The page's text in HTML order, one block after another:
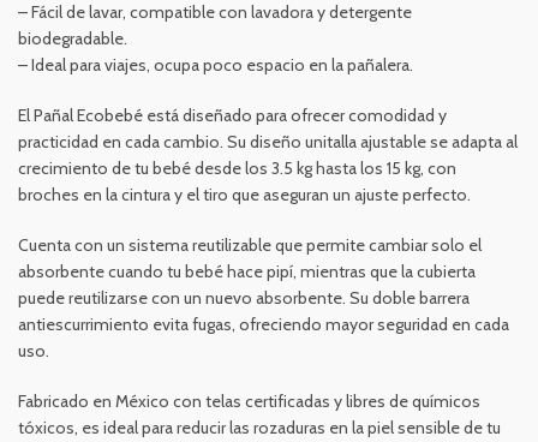
– Fácil de lavar, compatible con lavadora y detergente
biodegradable.
– Ideal para viajes, ocupa poco espacio en la pañalera.
El Pañal Ecobebé está diseñado para ofrecer comodidad y
practicidad en cada cambio. Su diseño unitalla ajustable se adapta al
crecimiento de tu bebé desde los 3.5 kg hasta los 15 kg, con
broches en la cintura y el tiro que aseguran un ajuste perfecto.
Cuenta con un sistema reutilizable que permite cambiar solo el
absorbente cuando tu bebé hace pipí, mientras que la cubierta
puede reutilizarse con un nuevo absorbente. Su doble barrera
antiescurrimiento evita fugas, ofreciendo mayor seguridad en cada
uso.
Fabricado en México con telas certificadas y libres de químicos
tóxicos, es ideal para reducir las rozaduras en la piel sensible de tu